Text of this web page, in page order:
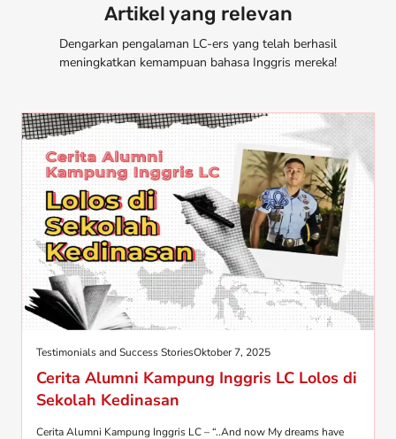
Artikel yang relevan
Dengarkan pengalaman LC-ers yang telah berhasil
meningkatkan kemampuan bahasa Inggris mereka!
Testimonials and Success StoriesOktober 7, 2025
Cerita Alumni Kampung Inggris LC Lolos di
Sekolah Kedinasan
Cerita Alumni Kampung Inggris LC – “..And now My dreams have